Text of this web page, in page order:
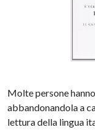
Molte persone
abbandonandola a
lettura della lingua